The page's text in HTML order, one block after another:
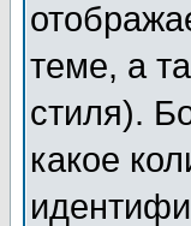
теме, а
стиля).
какое